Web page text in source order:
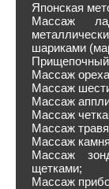
Японская
Массаж
шариками
Массаж
Массаж
Массаж
Массаж
Массаж
Массаж
Массаж
щетками;
Массаж